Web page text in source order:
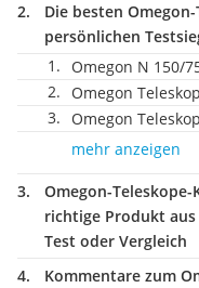
Die besten
persönlichen
Omegon N 150/
Omegon
Omegon
mehr anzeigen
Omegon-
richtige Produkt
Test oder Vergleich
Kommentare zum